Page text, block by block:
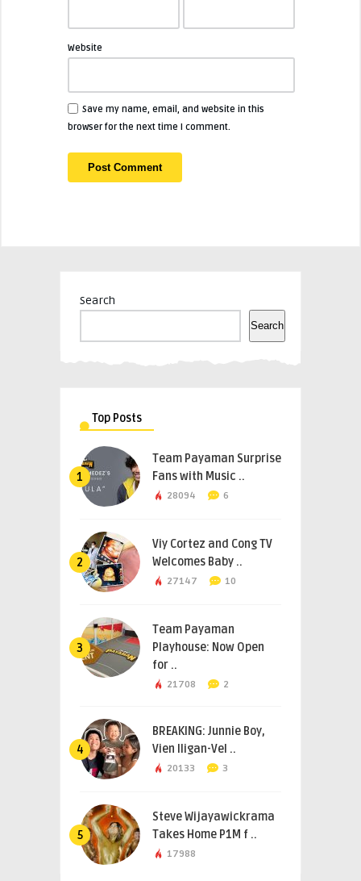
Website
Save my name, email, and website in this
browser for the next time I comment.
Search
Search
Top Posts
1
Team Payaman Surprise
Fans with Music ..
28094 6
2
Viy Cortez and Cong TV
Welcomes Baby ..
27147 10
3
Team Payaman
Playhouse: Now Open
for ..
21708 2
4
BREAKING: Junnie Boy,
Vien Iligan-Vel ..
20133 3
5
Steve Wijayawickrama
Takes Home P1M f ..
17988